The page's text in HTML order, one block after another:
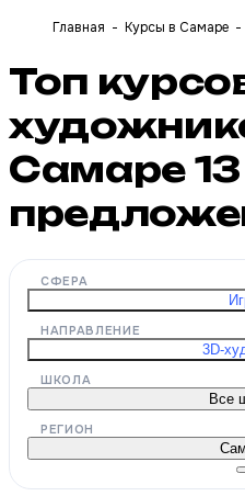
Главная Курсы в Самаре
Топ
Самаре 13
СФЕРА
НАПРАВЛЕНИЕ
3D-
ШКОЛА
Все
РЕГИОН